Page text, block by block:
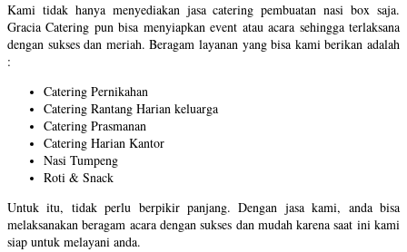
Kami tidak hanya menyediakan jasa catering pembuatan nasi box saja.
Gracia Catering pun bisa menyiapkan event atau acara sehingga terlaksana
dengan sukses dan meriah. Beragam layanan yang bisa kami berikan adalah
:
Catering Pernikahan
Catering Rantang Harian keluarga
Catering Prasmanan
Catering Harian Kantor
Nasi Tumpeng
Roti & Snack
Untuk itu, tidak perlu berpikir panjang. Dengan jasa kami, anda bisa
melaksanakan beragam acara dengan sukses dan mudah karena saat ini kami
siap untuk melayani anda.